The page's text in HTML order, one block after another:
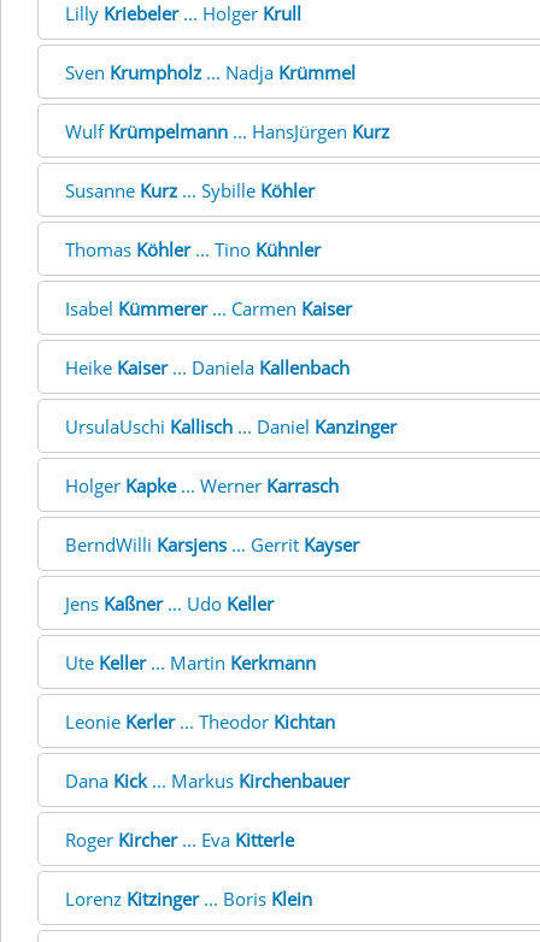
Lilly Kriebeler... Holger Krull
Sven Krumpholz ... Nadja Krümmel
Wulf Krümpelmann ... HansJürgen Kurz
Susanne Kurz ... Sybille Köhler
Thomas Köhler... Tino Kühnler
Isabel Kümmerer... Carmen Kaiser
Heike Kaiser... Daniela Kallenbach
UrsulaUschi Kallisch ... Daniel Kanzinger
Holger Kapke... Werner Karrasch
BerndWilli Karsjens ... Gerrit Kayser
Jens Kaßner... Udo Keller
Ute Keller... Martin Kerkmann
Leonie Kerler... Theodor Kichtan
Dana Kick... Markus Kirchenbauer
Roger Kircher... Eva Kitterle
Lorenz Kitzinger... Boris Klein